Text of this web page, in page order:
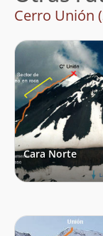
Cerro Unión
Cara Norte